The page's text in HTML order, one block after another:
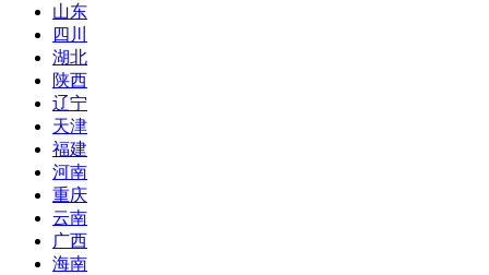
山东
四川
湖北
陕西
辽宁
天津
福建
河南
重庆
云南
广西
海南